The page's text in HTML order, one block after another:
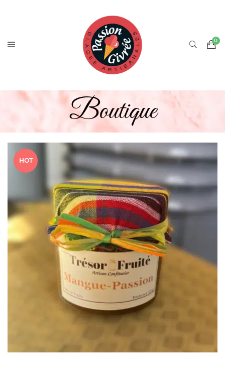
Boutique
HOT